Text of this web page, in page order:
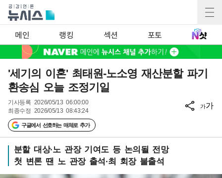
메인 랭킹 섹션 포토
'세기의 이혼' 최태원-노소영 재산분할 파기
환송심 오늘 조정기일
기사등록 2026/05/13 06:00:00
최종수정 2026/05/13 08:43:24
구글에서 선호하는 매체로 추가
가가
분할 대상·노 관장 기여도 등 논의될 전망
첫 변론 땐 노 관장 출석·최 회장 불출석